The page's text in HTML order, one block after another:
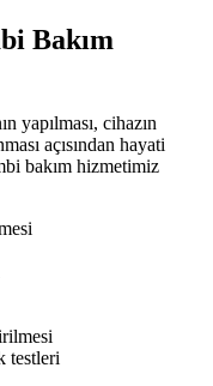
Bakım
yapılması, cihazın
açısından hayati
bakım hizmetimiz
testleri